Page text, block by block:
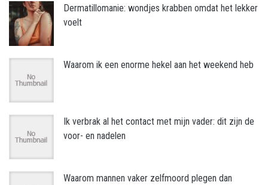
Dermatillomanie: wondjes krabben omdat het lekker
voelt
Waarom ik een enorme hekel aan het weekend heb
Ik verbrak al het contact met mijn vader: dit zijn de
voor- en nadelen
Waarom mannen vaker zelfmoord plegen dan